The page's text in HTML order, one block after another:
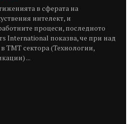
в сферата на
интелект, и
процеси, последното
International показва, че при над
ТМТ сектора (Технологии,
...